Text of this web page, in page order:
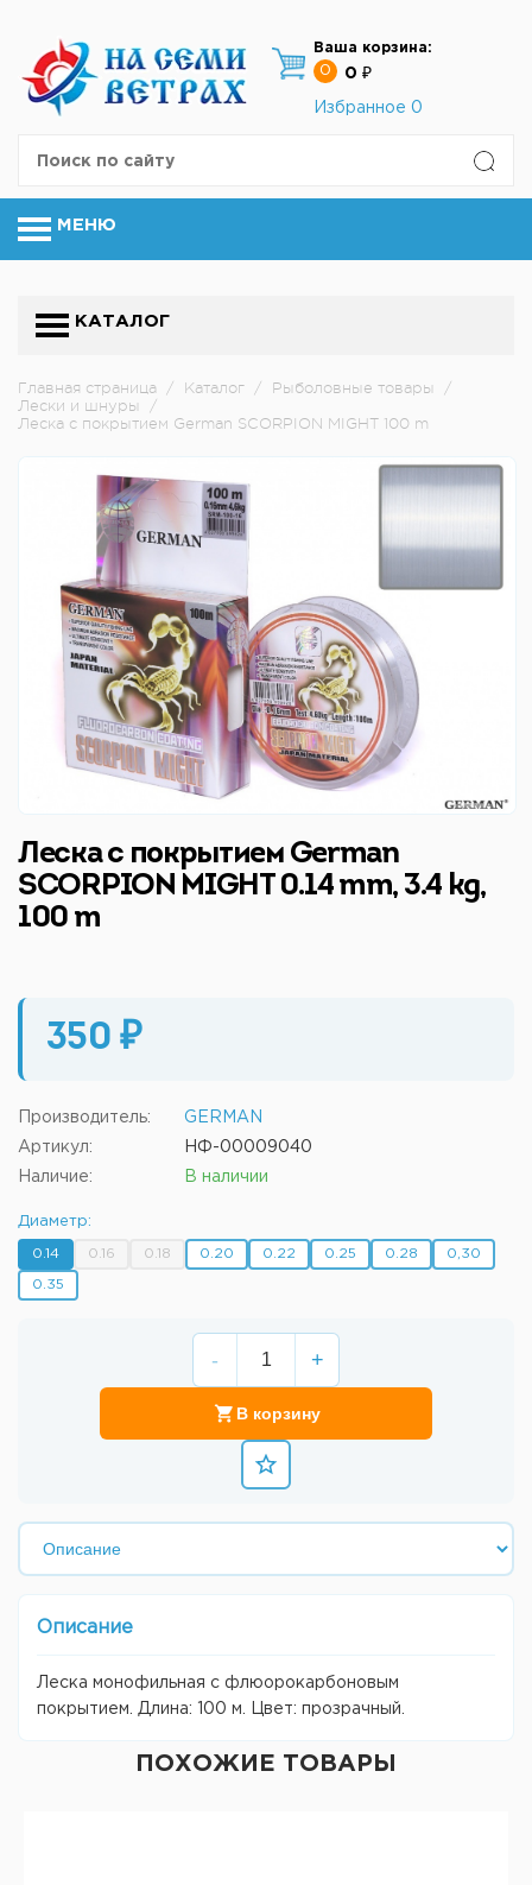
Ваша корзина:
0
0 ₽
Избранное 0
МЕНЮ
КАТАЛОГ
Главная страница / Каталог / Рыболовные товары
/
Лески и шнуры
/
Леска с покрытием German SCORPION MIGHT 100 m
Леска с покрытием German
SCORPION MIGHT 0.14 mm, 3.4 kg,
100 m
350 ₽
Производитель: GERMAN
Артикул: НФ-00009040
Наличие: В наличии
Диаметр:
0.14 0.16 0.18 0.20 0.22 0.25 0.28 0,30
0.35
- +
В корзину
Описание
Леска монофильная с флюорокарбоновым
покрытием. Длина: 100 м. Цвет: прозрачный.
ПОХОЖИЕ ТОВАРЫ